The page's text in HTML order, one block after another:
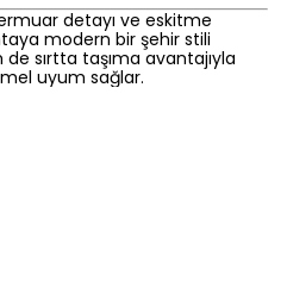
detayı ve eskitme
modern bir şehir stili
sırtta taşıma avantajıyla
uyum sağlar.